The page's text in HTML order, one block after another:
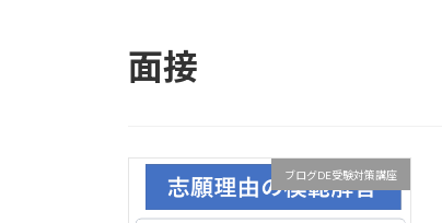
面接
ブログDE受験対策講座